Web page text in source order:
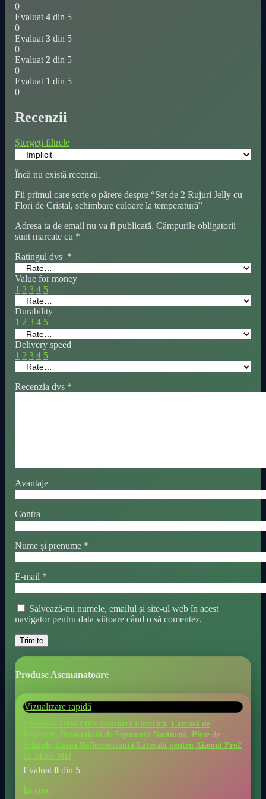
0
Evaluat 4 din 5
0
Evaluat 3 din 5
0
Evaluat 2 din 5
0
Evaluat 1 din 5
0
Recenzii
Ștergeți filtrele
Încă nu există recenzii.
Fii primul care scrie o părere despre “Set de 2 Rujuri Jelly cu
Flori de Cristal, schimbare culoare la temperatură”
Adresa ta de email nu va fi publicată. Câmpurile obligatorii
sunt marcate cu *
Ratingul dvs *
Value for money
1 2 3 4 5
Durability
1 2 3 4 5
Delivery speed
1 2 3 4 5
Recenzia dvs *
Avantaje
Contra
Nume și prenume *
E-mail *
Salvează-mi numele, emailul și site-ul web în acest
navigator pentru data viitoare când o să comentez.
Produse Asemanatoare
Vizualizare rapidă
1 pereche Huse Elice Trotinetă Electrică, Carcasă de
Protecție, Decorațiuni de Siguranță Nocturnă, Piese de
Schimb, Curea Reflectorizantă Laterală pentru Xiaomi Pro2
1S M365 Mi3
Evaluat 0 din 5
În stoc